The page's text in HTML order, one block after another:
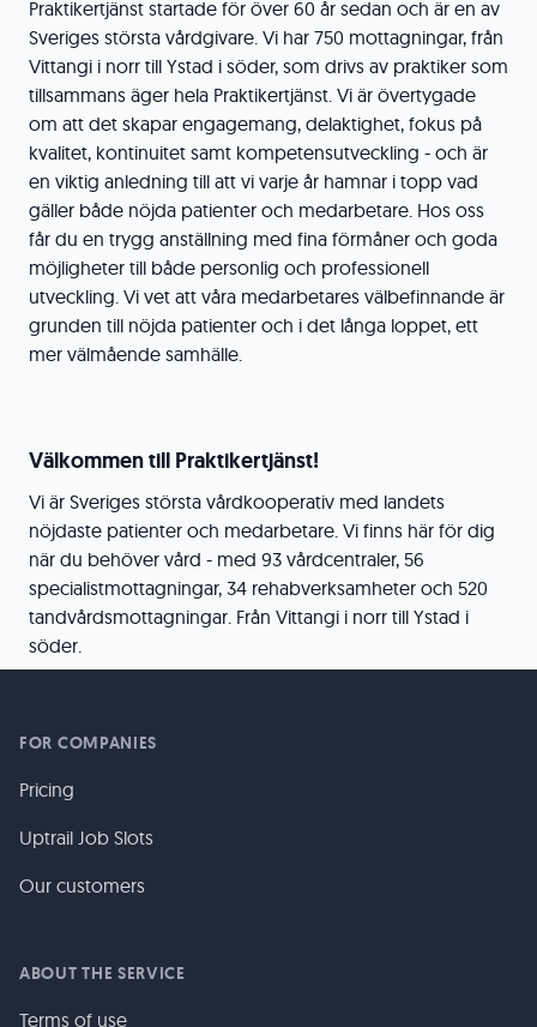
Praktikertjänst startade för över 60 år sedan och är en av
Sveriges största vårdgivare. Vi har 750 mottagningar, från
Vittangi i norr till Ystad i söder, som drivs av praktiker som
tillsammans äger hela Praktikertjänst. Vi är övertygade
om att det skapar engagemang, delaktighet, fokus på
kvalitet, kontinuitet samt kompetensutveckling - och är
en viktig anledning till att vi varje år hamnar i topp vad
gäller både nöjda patienter och medarbetare. Hos oss
får du en trygg anställning med fina förmåner och goda
möjligheter till både personlig och professionell
utveckling. Vi vet att våra medarbetares välbefinnande är
grunden till nöjda patienter och i det långa loppet, ett
mer välmående samhälle.
Välkommen till Praktikertjänst!
Vi är Sveriges största vårdkooperativ med landets
nöjdaste patienter och medarbetare. Vi finns här för dig
när du behöver vård - med 93 vårdcentraler, 56
specialistmottagningar, 34 rehabverksamheter och 520
tandvårdsmottagningar. Från Vittangi i norr till Ystad i
söder.
FOR COMPANIES
Pricing
Uptrail Job Slots
Our customers
ABOUT THE SERVICE
Terms of use